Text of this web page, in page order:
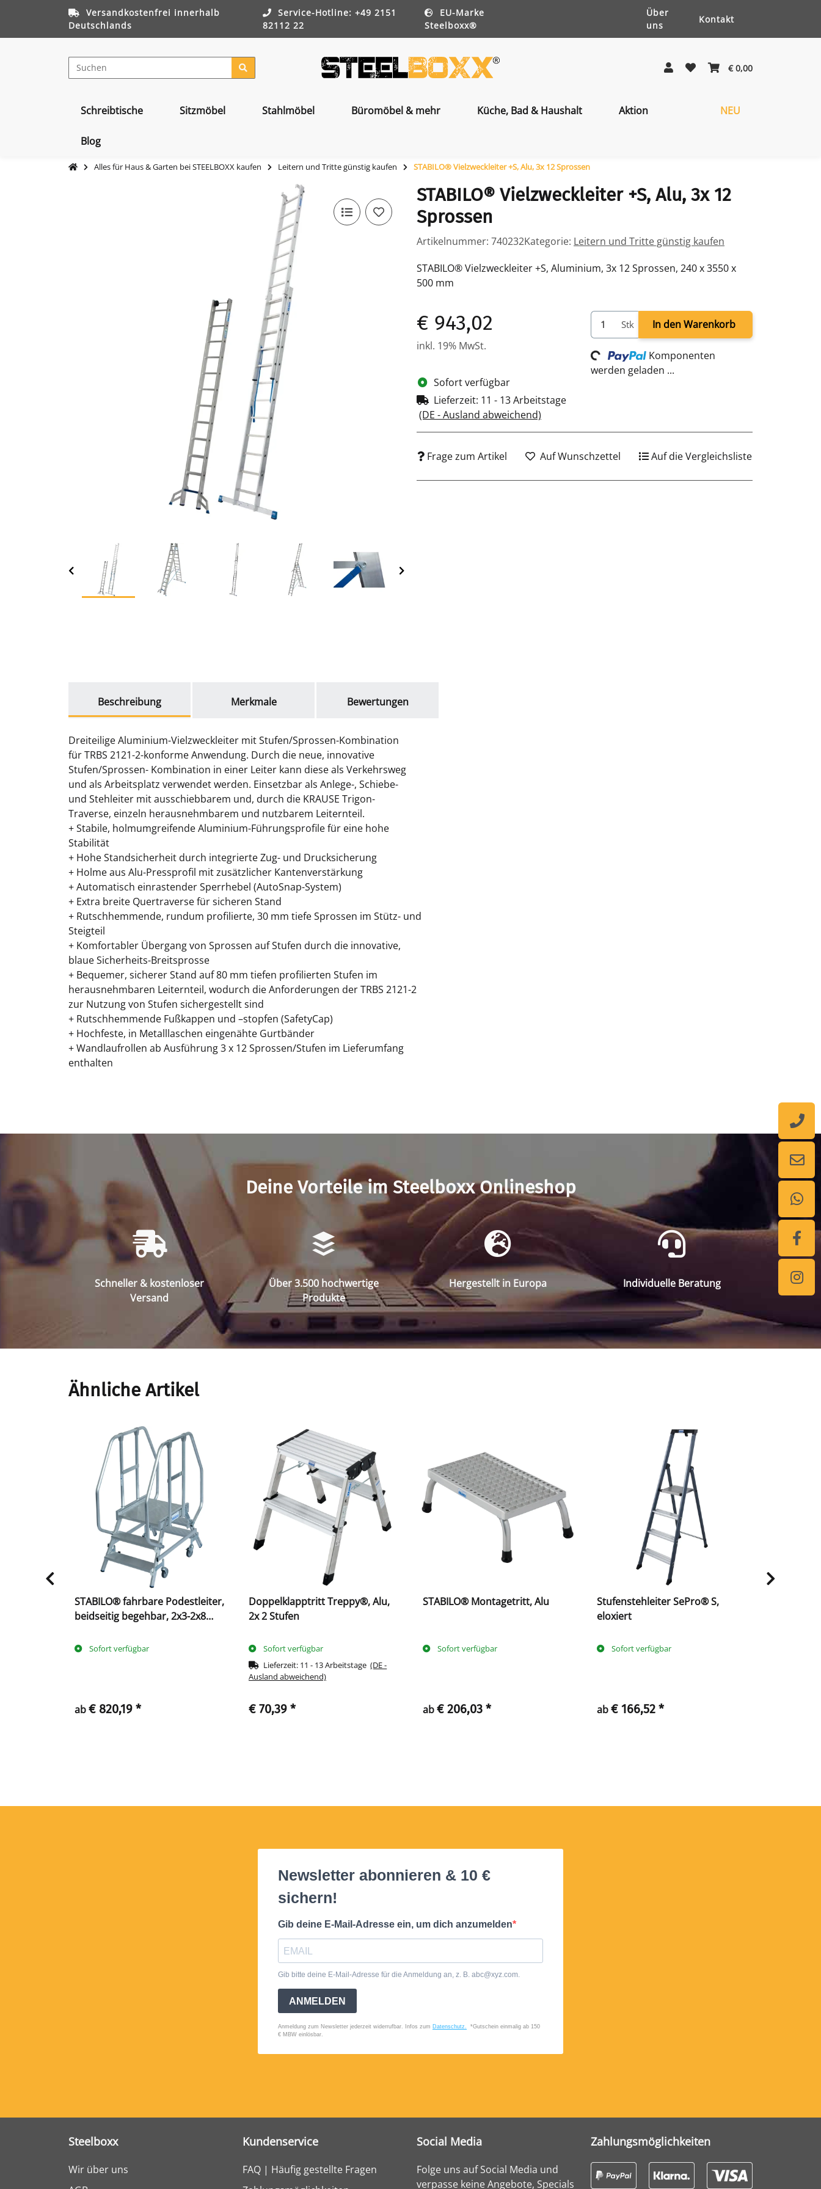
Versandkostenfrei innerhalb
Deutschlands
Service-Hotline: +49 2151
82112 22
EU-Marke
Steelboxx®
Über
uns
Kontakt
€ 0,00
Schreibtische Sitzmöbel Stahlmöbel Büromöbel & mehr Küche, Bad & Haushalt Aktion NEU
Blog
Alles für Haus & Garten bei STEELBOXX kaufen Leitern und Tritte günstig kaufen STABILO® Vielzweckleiter +S, Alu, 3x 12 Sprossen
STABILO® Vielzweckleiter +S, Alu, 3x 12
Sprossen
Artikelnummer: 740232Kategorie: Leitern und Tritte günstig kaufen
STABILO® Vielzweckleiter +S, Aluminium, 3x 12 Sprossen, 240 x 3550 x
500 mm
€ 943,02
inkl. 19% MwSt.
Sofort verfügbar
Lieferzeit: 11 - 13 Arbeitstage
(DE - Ausland abweichend)
Stk In den Warenkorb
Loading...
Komponenten
werden geladen ...
Frage zum Artikel Auf Wunschzettel Auf die Vergleichsliste
Beschreibung
Merkmale Bewertungen
Dreiteilige Aluminium-Vielzweckleiter mit Stufen/Sprossen-Kombination
für TRBS 2121-2-konforme Anwendung. Durch die neue, innovative
Stufen/Sprossen- Kombination in einer Leiter kann diese als Verkehrsweg
und als Arbeitsplatz verwendet werden. Einsetzbar als Anlege-, Schiebe-
und Stehleiter mit ausschiebbarem und, durch die KRAUSE Trigon-
Traverse, einzeln herausnehmbarem und nutzbarem Leiternteil.
+ Stabile, holmumgreifende Aluminium-Führungsprofile für eine hohe
Stabilität
+ Hohe Standsicherheit durch integrierte Zug- und Drucksicherung
+ Holme aus Alu-Pressprofil mit zusätzlicher Kantenverstärkung
+ Automatisch einrastender Sperrhebel (AutoSnap-System)
+ Extra breite Quertraverse für sicheren Stand
+ Rutschhemmende, rundum profilierte, 30 mm tiefe Sprossen im Stütz- und
Steigteil
+ Komfortabler Übergang von Sprossen auf Stufen durch die innovative,
blaue Sicherheits-Breitsprosse
+ Bequemer, sicherer Stand auf 80 mm tiefen profilierten Stufen im
herausnehmbaren Leiternteil, wodurch die Anforderungen der TRBS 2121-2
zur Nutzung von Stufen sichergestellt sind
+ Rutschhemmende Fußkappen und –stopfen (SafetyCap)
+ Hochfeste, in Metalllaschen eingenähte Gurtbänder
+ Wandlaufrollen ab Ausführung 3 x 12 Sprossen/Stufen im Lieferumfang
enthalten
Deine Vorteile im Steelboxx Onlineshop
Schneller & kostenloser
Versand
Über 3.500 hochwertige
Produkte
Hergestellt in Europa Individuelle Beratung
Ähnliche Artikel
STABILO® fahrbare Podestleiter,
beidseitig begehbar, 2x3-2x8
Sofort verfügbar
ab€ 820,19 *
Doppelklapptritt Treppy®, Alu,
2x 2 Stufen
Sofort verfügbar
Lieferzeit: 11 - 13 Arbeitstage(DE -
Ausland abweichend)
€ 70,39 *
STABILO® Montagetritt, Alu
Sofort verfügbar
ab€ 206,03 *
Stufenstehleiter SePro® S,
eloxiert
Sofort verfügbar
ab€ 166,52 *
Steelboxx
Wir über uns
Kundenservice
FAQ | Häufig gestellte Fragen
Social Media
Folge uns auf Social Media und
verpasse keine Angebote, Specials
Zahlungsmöglichkeiten